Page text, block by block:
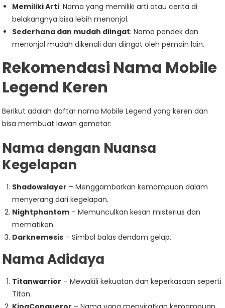
Memiliki Arti: Nama yang memiliki arti atau cerita di
belakangnya bisa lebih menonjol.
Sederhana dan mudah diingat: Nama pendek dan
menonjol mudah dikenali dan diingat oleh pemain lain.
Rekomendasi Nama Mobile
Legend Keren
Berikut adalah daftar nama Mobile Legend yang keren dan
bisa membuat lawan gemetar:
Nama dengan Nuansa
Kegelapan
Shadowslayer – Menggambarkan kemampuan dalam
menyerang dari kegelapan.
Nightphantom – Memunculkan kesan misterius dan
mematikan.
Darknemesis – Simbol balas dendam gelap.
Nama Adidaya
Titanwarrior – Mewakili kekuatan dan keperkasaan seperti
Titan.